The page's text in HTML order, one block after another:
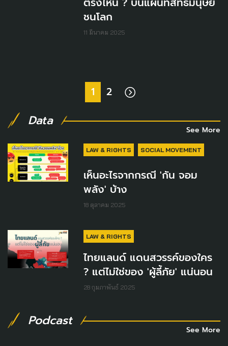
ชนโลก
11 มีนาคม 2025
1 2
Data
See More
LAW & RIGHTS SOCIAL MOVEMENT
เห็นอะไรจากกรณี 'กัน จอม
พลัง' บ้าง
18 ตุลาคม 2025
LAW & RIGHTS
ไทยแลนด์ แดนสวรรค์ของใคร
? แต่ไม่ใช่ของ 'ผู้ลี้ภัย' แน่นอน
28 กุมภาพันธ์ 2025
Podcast
See More